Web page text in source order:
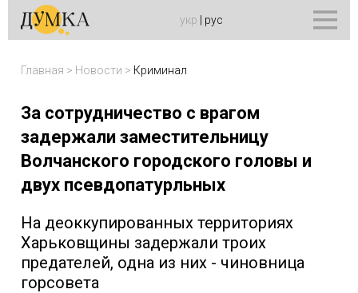
укр рус
Главная > Новости > Криминал
За сотрудничество с врагом
задержали заместительницу
Волчанского городского головы и
двух псевдопатурльных
На деоккупированных территориях
Харьковщины задержали троих
предателей, одна из них - чиновница
горсовета